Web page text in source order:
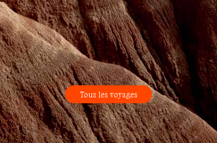
Tous les voyages